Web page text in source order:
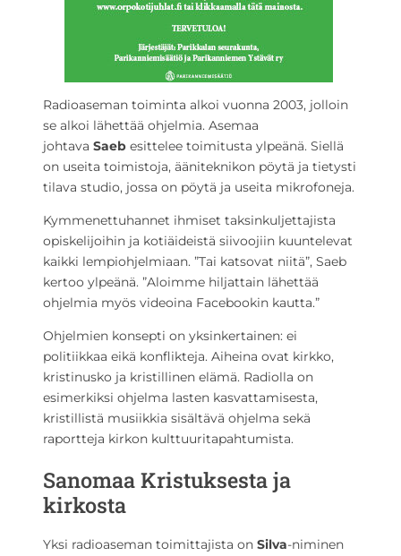
Radioaseman toiminta alkoi vuonna 2003, jolloin
se alkoi lähettää ohjelmia. Asemaa
johtava Saeb esittelee toimitusta ylpeänä. Siellä
on useita toimistoja, ääniteknikon pöytä ja tietysti
tilava studio, jossa on pöytä ja useita mikrofoneja.
Kymmenettuhannet ihmiset taksinkuljettajista
opiskelijoihin ja kotiäideistä siivoojiin kuuntelevat
kaikki lempiohjelmiaan. ”Tai katsovat niitä”, Saeb
kertoo ylpeänä. ”Aloimme hiljattain lähettää
ohjelmia myös videoina Facebookin kautta.”
Ohjelmien konsepti on yksinkertainen: ei
politiikkaa eikä konflikteja. Aiheina ovat kirkko,
kristinusko ja kristillinen elämä. Radiolla on
esimerkiksi ohjelma lasten kasvattamisesta,
kristillistä musiikkia sisältävä ohjelma sekä
raportteja kirkon kulttuuritapahtumista.
Sanomaa Kristuksesta ja
kirkosta
Yksi radioaseman toimittajista on Silva-niminen